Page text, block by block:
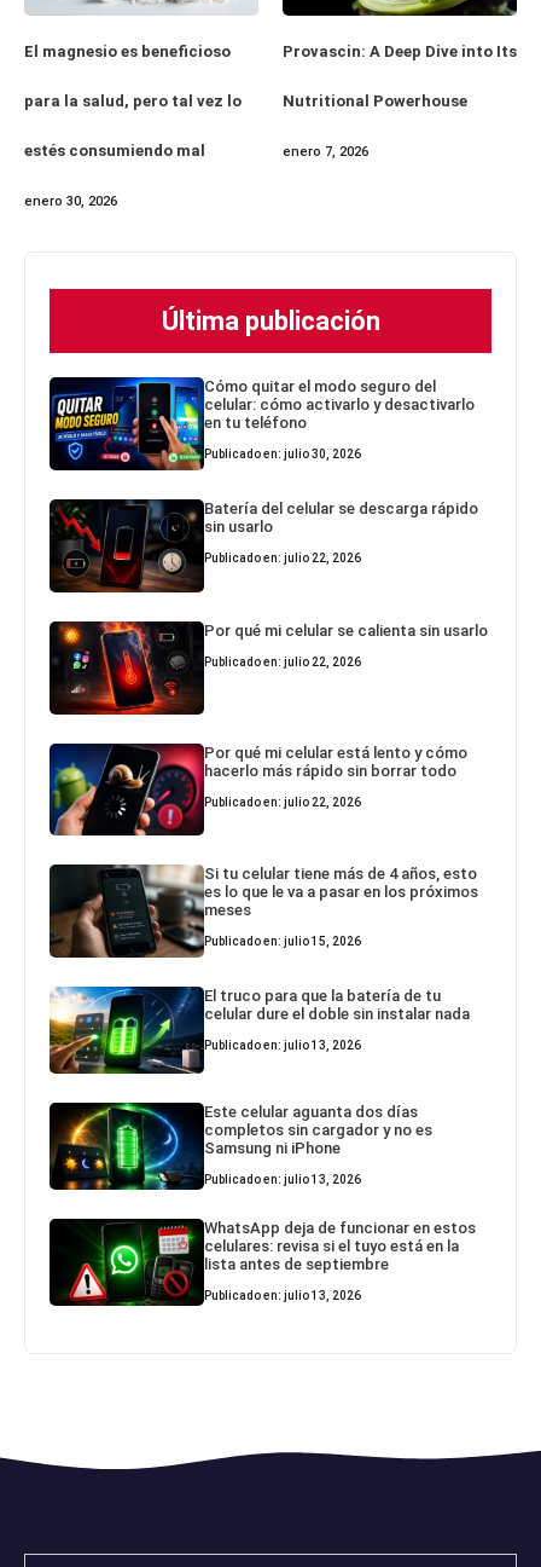
El magnesio es beneficioso
para la salud, pero tal vez lo
estés consumiendo mal
enero 30, 2026
Provascin: A Deep Dive into Its
Nutritional Powerhouse
enero 7, 2026
Última publicación
Cómo quitar el modo seguro del
celular: cómo activarlo y desactivarlo
en tu teléfono
Publicado en: julio 30, 2026
Batería del celular se descarga rápido
sin usarlo
Publicado en: julio 22, 2026
Por qué mi celular se calienta sin usarlo
Publicado en: julio 22, 2026
Por qué mi celular está lento y cómo
hacerlo más rápido sin borrar todo
Publicado en: julio 22, 2026
Si tu celular tiene más de 4 años, esto
es lo que le va a pasar en los próximos
meses
Publicado en: julio 15, 2026
El truco para que la batería de tu
celular dure el doble sin instalar nada
Publicado en: julio 13, 2026
Este celular aguanta dos días
completos sin cargador y no es
Samsung ni iPhone
Publicado en: julio 13, 2026
WhatsApp deja de funcionar en estos
celulares: revisa si el tuyo está en la
lista antes de septiembre
Publicado en: julio 13, 2026